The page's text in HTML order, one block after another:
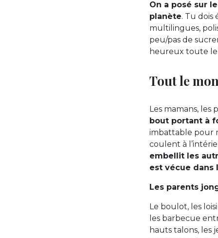
On a posé sur
planète. Tu dois
multilingues,
peu/pas de
heureux toute
Tout le
Les mamans, les
bout portant à
imbattable pour
coulent à
embellit les
est vécue dans
Les parents
Le boulot, les
les barbecue
hauts talons, les